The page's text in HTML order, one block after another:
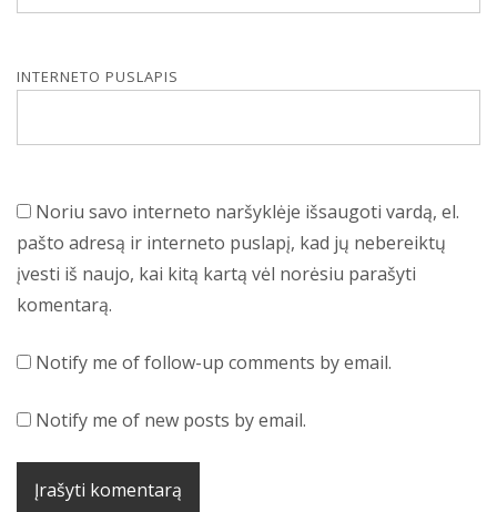
INTERNETO PUSLAPIS
Noriu savo interneto naršyklėje išsaugoti vardą, el.
pašto adresą ir interneto puslapį, kad jų nebereiktų
įvesti iš naujo, kai kitą kartą vėl norėsiu parašyti
komentarą.
Notify me of follow-up comments by email.
Notify me of new posts by email.